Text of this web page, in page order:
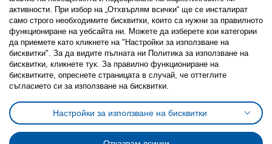
FacebookTwitterYoutubePinterestInstagram
Политика за използване на бисквитки (Cookies)
Избор на настройки за използване на бисквитки
Условия за ползване на ikea.bgОбща политика за личните данни
Политика за защита на личните данни на ikea.bg
Общи условия на програма IKEA Family
активности. При избор на „Отхвърлям всички“ ще се инсталират
само строго необходимитe бисквитки, които са нужни за правилното
функциониране на уебсайта ни. Можете да изберете кои категории
да приемете като кликнете на "Настройки за използване на
бисквитки". За да видите пълната ни Политика за използване на
бисквитки, кликнете тук. За правилно функциониране на
бисквитките, опреснете страницата в случай, че оттеглите
съгласието си за използване на бисквитки.
Настройки за използване на бисквитки